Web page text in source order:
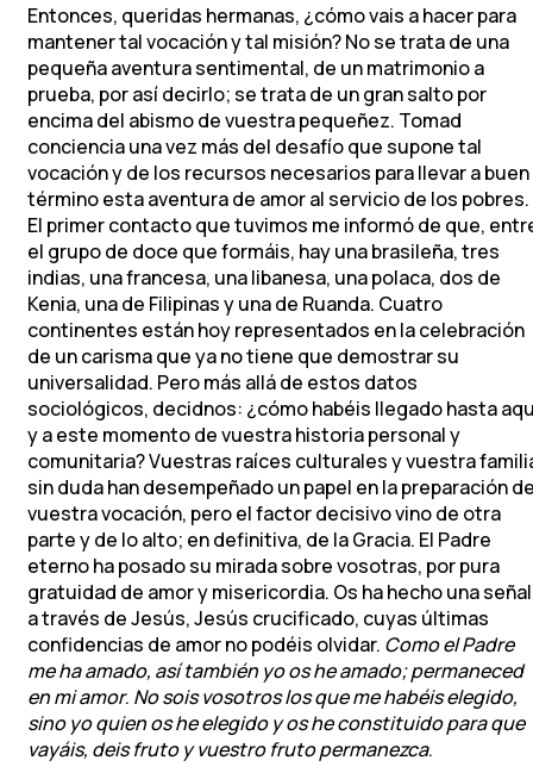
Entonces, queridas hermanas, ¿cómo vais a hacer para
mantener tal vocación y tal misión? No se trata de una
pequeña aventura sentimental, de un matrimonio a
prueba, por así decirlo; se trata de un gran salto por
encima del abismo de vuestra pequeñez. Tomad
conciencia una vez más del desafío que supone tal
vocación y de los recursos necesarios para llevar a buen
término esta aventura de amor al servicio de los pobres.
El primer contacto que tuvimos me informó de que,
el grupo de doce que formáis, hay una brasileña, tres
indias, una francesa, una libanesa, una polaca, dos de
Kenia, una de Filipinas y una de Ruanda. Cuatro
continentes están hoy representados en la celebración
de un carisma que ya no tiene que demostrar su
universalidad. Pero más allá de estos datos
sociológicos, decidnos: ¿cómo habéis llegado hasta
y a este momento de vuestra historia personal y
comunitaria? Vuestras raíces culturales y vuestra
sin duda han desempeñado un papel en la preparación
vuestra vocación, pero el factor decisivo vino de otra
parte y de lo alto; en definitiva, de la Gracia. El Padre
eterno ha posado su mirada sobre vosotras, por pura
gratuidad de amor y misericordia. Os ha hecho una señal
a través de Jesús, Jesús crucificado, cuyas últimas
confidencias de amor no podéis olvidar. Como el Padre
me ha amado, así también yo os he amado; permaneced
en mi amor. No sois vosotros los que me habéis elegido,
sino yo quien os he elegido y os he constituido para que
vayáis, deis fruto y vuestro fruto permanezca.